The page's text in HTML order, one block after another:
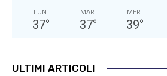
LUN
37°
MAR
37°
MER
39°
ULTIMI ARTICOLI